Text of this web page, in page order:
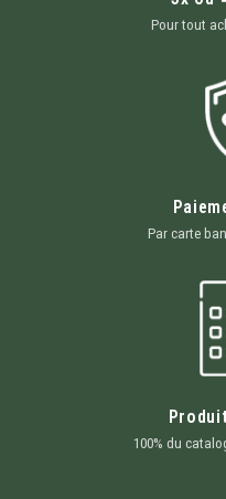
Pour tout
Par carte
100% du